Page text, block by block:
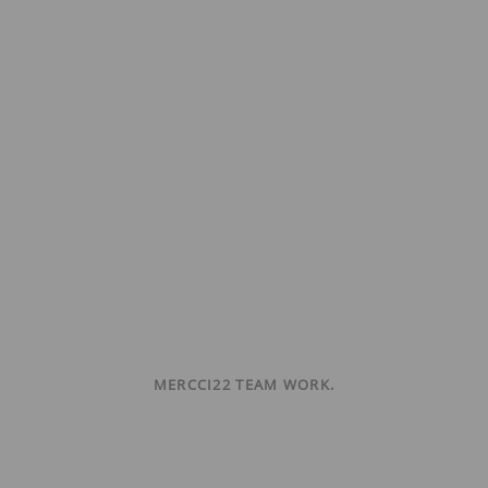
MERCCI22 TEAM WORK.